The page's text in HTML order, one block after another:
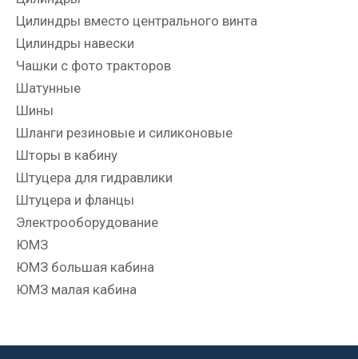
Цилиндры вместо центрального винта
Цилиндры навески
Чашки с фото тракторов
Шатунные
Шины
Шланги резиновые и силиконовые
Шторы в кабину
Штуцера для гидравлики
Штуцера и фланцы
Электрооборудование
ЮМЗ
ЮМЗ большая кабина
ЮМЗ малая кабина